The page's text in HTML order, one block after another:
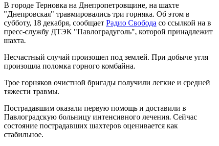
В городе Терновка на Днепропетровщине, на шахте
"Днепровская" травмировались три горняка. Об этом в
субботу, 18 декабря, сообщает Радио Свобода со ссылкой на в
пресс-службу ДТЭК "Павлоградуголь", которой принадлежит
шахта.
Несчастный случай произошел под землей. При добыче угля
произошла поломка горного комбайна.
Трое горняков очистной бригады получили легкие и средней
тяжести травмы.
Пострадавшим оказали первую помощь и доставили в
Павлоградскую больницу интенсивного лечения. Сейчас
состояние пострадавших шахтеров оценивается как
стабильное.